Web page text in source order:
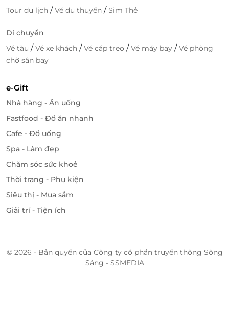
Tour du lịch /Vé du thuyền /Sim Thẻ
Di chuyển
Vé tàu /Vé xe khách /Vé cáp treo /Vé máy bay /Vé phòng
chờ sân bay
e-Gift
Nhà hàng - Ăn uống
Fastfood - Đồ ăn nhanh
Cafe - Đồ uống
Spa - Làm đẹp
Chăm sóc sức khoẻ
Thời trang - Phụ kiện
Siêu thị - Mua sắm
Giải trí - Tiện ích
© 2026 - Bản quyền của Công ty cổ phần truyền thông Sông
Sáng - SSMEDIA